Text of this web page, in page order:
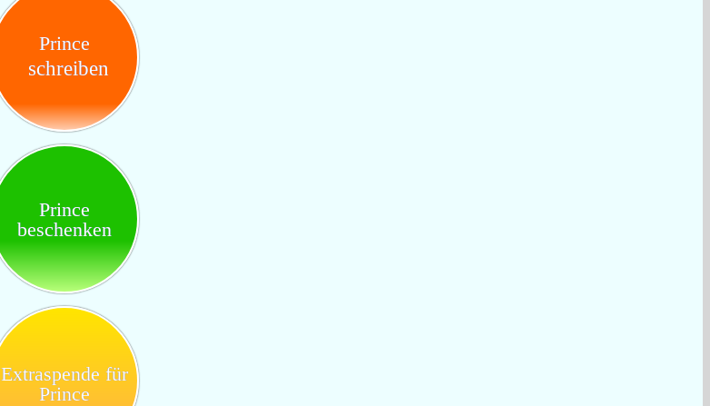
Prince
schreiben
Prince
beschenken
Extraspende für
Prince